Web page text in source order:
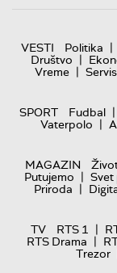
VESTI Politika |
Društvo |
Vreme |
SPORT
Fudbal |
Vaterpolo |
MAGAZIN
Putujemo | Svet
Priroda |
TV
RTS 1 |
RTS Drama |
Trezor